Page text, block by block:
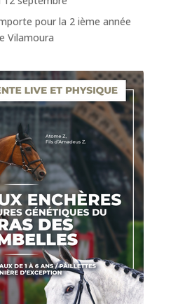
pour la 2 ième année
Vilamoura